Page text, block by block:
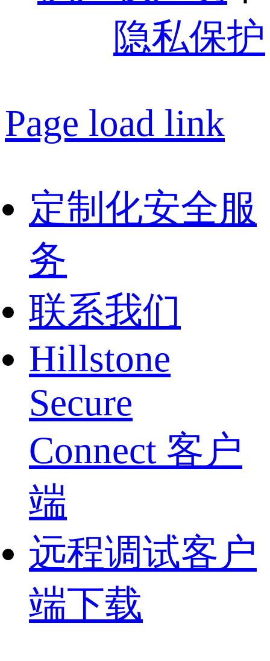
隐私保护
Page load link
定制化安全服
务
联系我们
Hillstone
Secure
Connect 客户
端
远程调试客户
端下载